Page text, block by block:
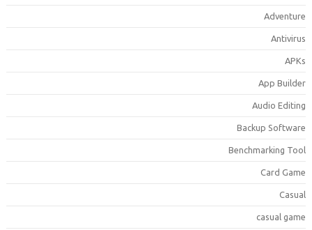
App
Audio
Backup
Benchmarking
Card
casual